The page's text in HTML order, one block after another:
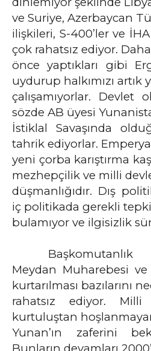
ve Suriye, Azerbaycan
ilişkileri, S-400’ler ve
çok rahatsız ediyor. Daha
önce yaptıkları gibi
uydurup halkımızı artık
çalışamıyorlar. Devlet
sözde AB üyesi
İstiklal Savaşında
tahrik ediyorlar.
yeni çorba karıştırma
mezhepçilik ve milli
düşmanlığıdır. Dış
iç politikada gerekli
bulamıyor ve ilgisizlik
Başkomutanlık
Meydan Muharebesi ve
kurtarılması bazılarını
rahatsız ediyor. Milli
kurtuluştan
Yunan’ın zaferini